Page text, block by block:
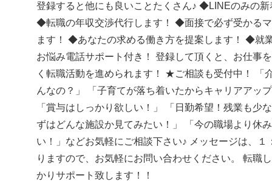
登録すると他にも良いことたくさん♪ ◆LINEのみの
◆転職の年収交渉代行します！ ◆面接で必ず受かる
ます！ ◆あなたの求める働き方を提案します！ ◆就
お悩み電話サポート付き！ 登録して頂くと、お仕事
く転職活動を進められます！ ★ご相談も受付中！ 「
んなの？」 「子育てが落ち着いたからキャリアアッ
「賞与はしっかり欲しい！」 「日勤希望！残業も少
ずはどんな施設か見てみたい！」 「今の職場より休
い！」などお気軽にご相談下さい♪ メッセージは、１
りますので、お気軽にお問い合わせください。 転職
かりサポート致します！！